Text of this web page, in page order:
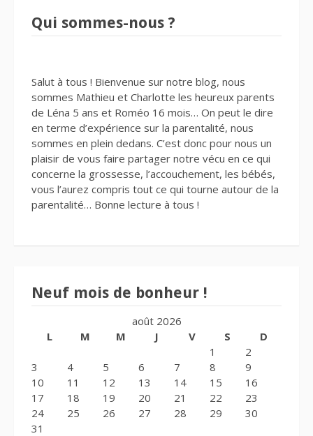
Qui sommes-nous ?
Salut à tous ! Bienvenue sur notre blog, nous
sommes Mathieu et Charlotte les heureux parents
de Léna 5 ans et Roméo 16 mois… On peut le dire
en terme d’expérience sur la parentalité, nous
sommes en plein dedans. C’est donc pour nous un
plaisir de vous faire partager notre vécu en ce qui
concerne la grossesse, l’accouchement, les bébés,
vous l’aurez compris tout ce qui tourne autour de la
parentalité… Bonne lecture à tous !
Neuf mois de bonheur !
août 2026
L
M M J V S
D
1
2
3
4 5 6 7 8
9
10
11 12 13 14 15
16
17
18 19 20 21 22
23
24
25 26 27 28 29
30
31